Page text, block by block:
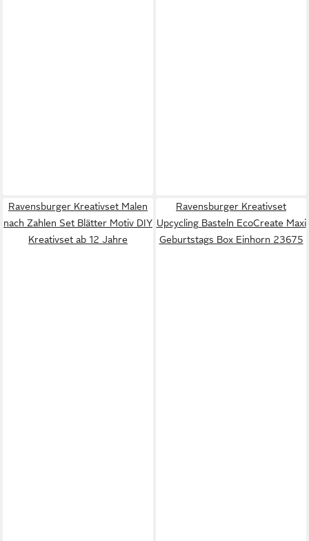
Ravensburger Kreativset Malen
nach Zahlen Set Blätter Motiv DIY
Kreativset ab 12 Jahre
Ravensburger Kreativset
Upcycling Basteln EcoCreate Maxi
Geburtstags Box Einhorn 23675